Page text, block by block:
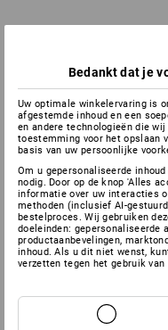
Bedankt dat je
Uw optimale winkelervaring is
afgestemde inhoud en een
en andere technologieën die
toestemming voor het opslaan
basis van uw persoonlijke
Om u gepersonaliseerde
nodig. Door op de knop 'Alles
informatie over uw interacties
methoden (inclusief AI-
bestelproces. Wij gebruiken
doeleinden: gepersonaliseerde
productaanbevelingen,
inhoud. Als u dit niet wenst,
verzetten tegen het gebruik